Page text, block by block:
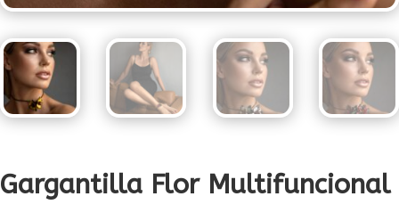
Gargantilla Flor Multifuncional